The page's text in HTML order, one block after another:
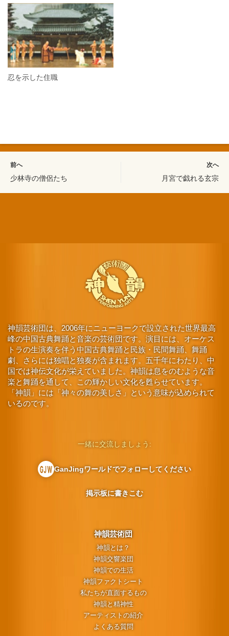
忍を示した住職
前へ
少林寺の僧侶たち
次へ
月宮で戯れる玄宗
神韻芸術団は、2006年にニューヨークで設立された世界最高
峰の中国古典舞踊と音楽の芸術団です。演目には、オーケス
トラの生演奏を伴う中国古典舞踊と民族・民間舞踊、舞踊
劇、さらには独唱と独奏が含まれます。五千年にわたり、中
国では神伝文化が栄えていました。神韻は息をのむような音
楽と舞踊を通して、この輝かしい文化を甦らせています。
「神韻」には「神々の舞の美しさ」という意味が込められて
いるのです。
神韻芸術団
神韻とは？
神韻交響楽団
神韻での生活
神韻ファクトシート
私たちが直面するもの
神韻と精神性
アーティストの紹介
よくある質問
一緒に交流しましょう:
GanJingワールドでフォローしてください
掲示板に書きこむ